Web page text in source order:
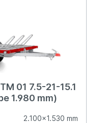
01 7.5-21-15.1
1.980 mm)
2.100x1.530 mm